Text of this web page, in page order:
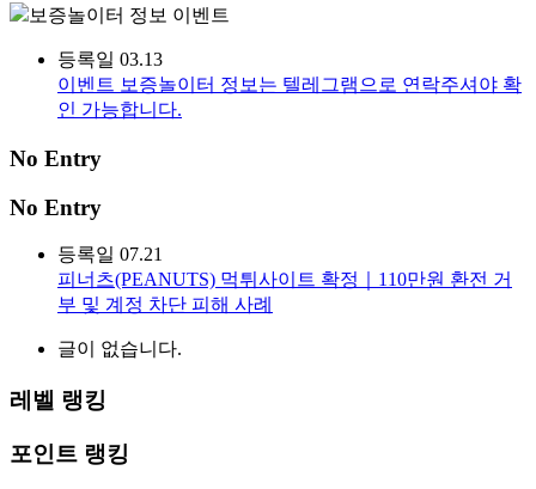
보증놀이터 정보 이벤트
등록일 03.13
이벤트 보증놀이터 정보는 텔레그램으로 연락주셔야 확
인 가능합니다.
No Entry
No Entry
등록일 07.21
피너츠(PEANUTS) 먹튀사이트 확정｜110만원 환전 거
부 및 계정 차단 피해 사례
글이 없습니다.
레벨 랭킹
포인트 랭킹